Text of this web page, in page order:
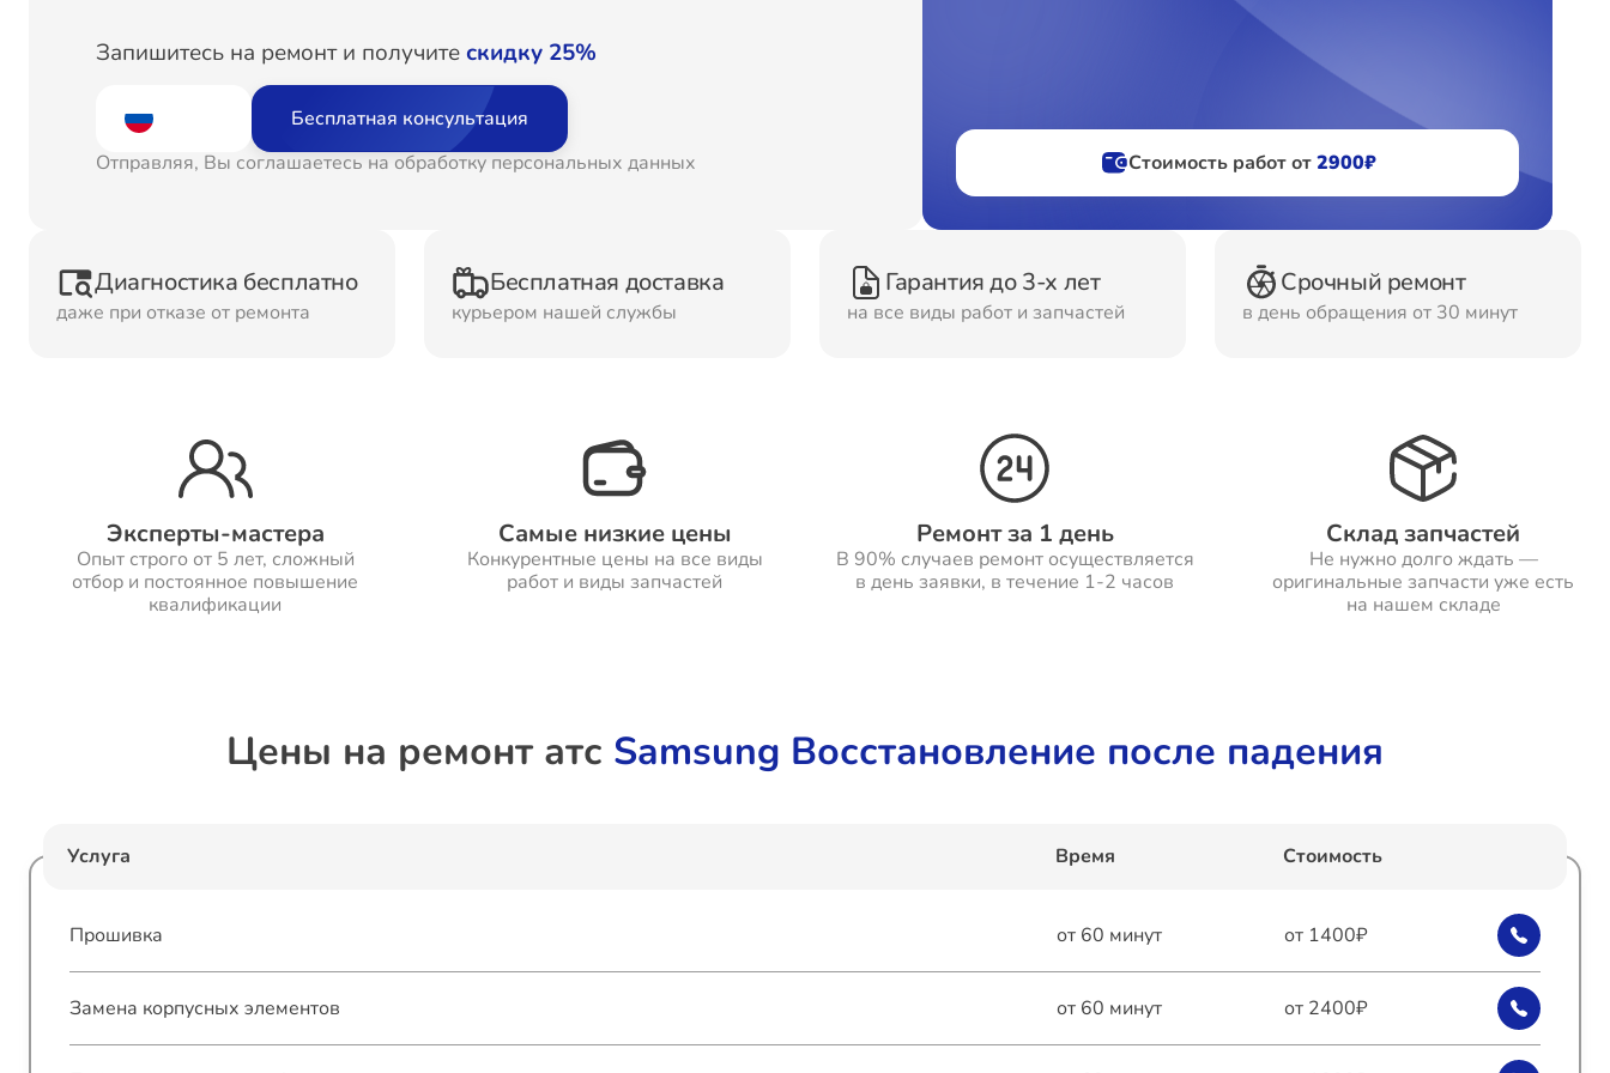
Запишитесь на ремонт и получитескидку 25%
Бесплатная консультация
Отправляя, Вы соглашаетесь на обработку персональных данных
Стоимость работ от2900₽
Диагностика бесплатно
даже при отказе от ремонта
Бесплатная доставка
курьером нашей службы
Гарантия до 3-х лет
на все виды работ и запчастей
Срочный ремонт
в день обращения от 30 минут
Эксперты-мастера
Опыт строго от 5 лет, сложный
отбор и постоянное повышение
квалификации
Самые низкие цены
Конкурентные цены на все виды
работ и виды запчастей
Ремонт за 1 день
В 90% случаев ремонт осуществляется
в день заявки, в течение 1-2 часов
Склад запчастей
Не нужно долго ждать —
оригинальные запчасти уже есть
на нашем складе
Цены на ремонт атс Samsung Восстановление после падения
Услуга Время Стоимость
Прошивка от 60 минут от 1400₽
Замена корпусных элементов от 60 минут от 2400₽
Водонагревателей
Ремонт Вытяжек
Ремонт Холодильных
камер
Ремонт Морозильных
камер
Ремонт ТВ-приставок
машин
Ремонт Стиральных
машин
Ремонт Сплит-систем